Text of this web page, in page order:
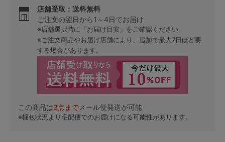
店舗受取：送料無料
ご注文の翌日から1～4日でお届け
※店舗選択時に「お届け目安」をご確認ください。
※ご注文商品やお届け店舗により、追加で最大7日ほど要
する場合があります。
この商品は3点まで メール便発送が可能
※梱包状況より宅配便でのお届けになる可能性があります。